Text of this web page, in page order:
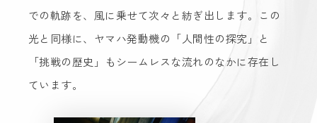
での軌跡を、風に乗せて次々と紡ぎ出します。この
光と同様に、ヤマハ発動機の「人間性の探究」と
「挑戦の歴史」もシームレスな流れのなかに存在し
ています。